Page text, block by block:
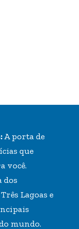
A porta de
que
você.
dos
Lagoas e
mundo.